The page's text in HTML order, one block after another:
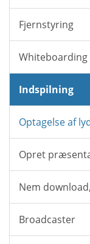
Fjernstyring
Whiteboarding
Indspilning
Optagelse af
Opret
Nem
Broadcaster